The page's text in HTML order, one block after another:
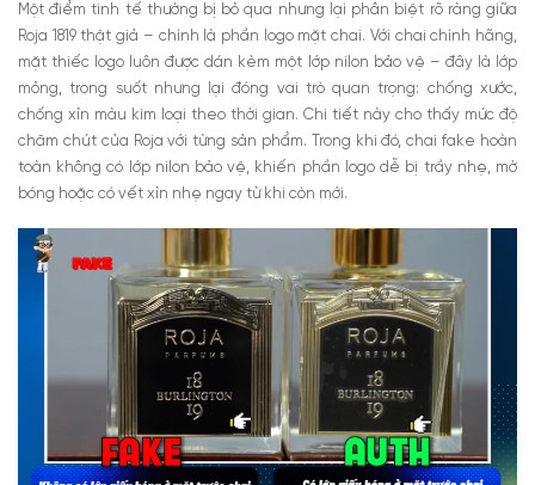
Một điểm tinh tế thường bị bỏ qua nhưng lại phân biệt rõ ràng giữa
Roja 1819 thật giả – chính là phần logo mặt chai. Với chai chính hãng,
mặt thiếc logo luôn được dán kèm một lớp nilon bảo vệ – đây là lớp
mỏng, trong suốt nhưng lại đóng vai trò quan trọng: chống xước,
chống xỉn màu kim loại theo thời gian. Chi tiết này cho thấy mức độ
chăm chút của Roja với từng sản phẩm. Trong khi đó, chai fake hoàn
toàn không có lớp nilon bảo vệ, khiến phần logo dễ bị trầy nhẹ, mờ
bóng hoặc có vết xỉn nhẹ ngay từ khi còn mới.